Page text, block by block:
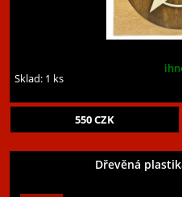
Sklad: 1 ks
550CZK
Dřevěná